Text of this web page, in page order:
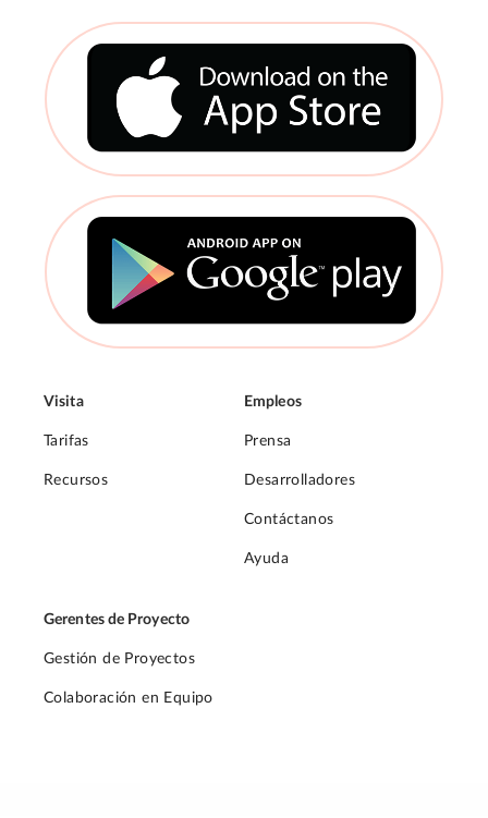
Visita
Tarifas
Recursos
Empleos
Prensa
Desarrolladores
Contáctanos
Ayuda
Gerentes de Proyecto
Gestión de Proyectos
Colaboración en Equipo